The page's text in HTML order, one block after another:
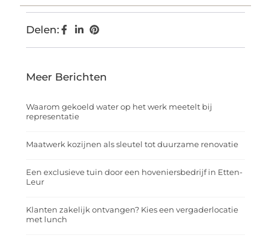
Delen:
Meer Berichten
Waarom gekoeld water op het werk meetelt bij
representatie
Maatwerk kozijnen als sleutel tot duurzame renovatie
Een exclusieve tuin door een hoveniersbedrijf in Etten-
Leur
Klanten zakelijk ontvangen? Kies een vergaderlocatie
met lunch